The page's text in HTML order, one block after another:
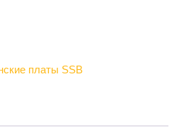
платы SSB